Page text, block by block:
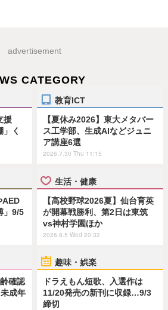
advertisement
CATEGORY
援
」く
教育ICT
【夏休み2026】東大メタバー
ス工学部、生成AIなどジュニ
ア講座6選
2026.7.30 Thu 11:15
AED
」9/5
生活・健康
【高校野球2026夏】仙台育英
が開幕戦勝利、第2日は東筑
vs神村学園ほか
2026.8.5 Wed 20:32
確認
成年
趣味・娯楽
ドラえもん短歌、入選作は
11/20発売の新刊に収録…9/3
締切